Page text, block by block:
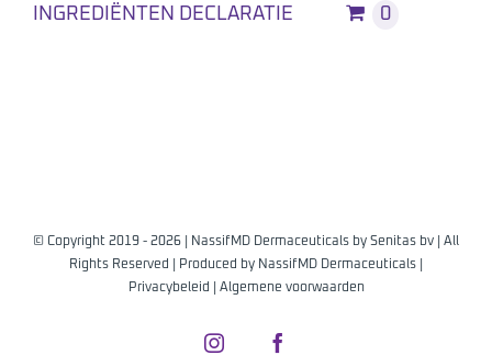
INGREDIËNTEN DECLARATIE
0
© Copyright 2019 - 2026 | NassifMD Dermaceuticals by Senitas bv | All
Rights Reserved | Produced by NassifMD Dermaceuticals
Privacybeleid
Algemene voorwaarden